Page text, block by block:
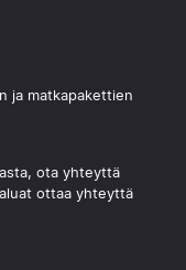
ja matkapakettien
ota yhteyttä
ottaa yhteyttä